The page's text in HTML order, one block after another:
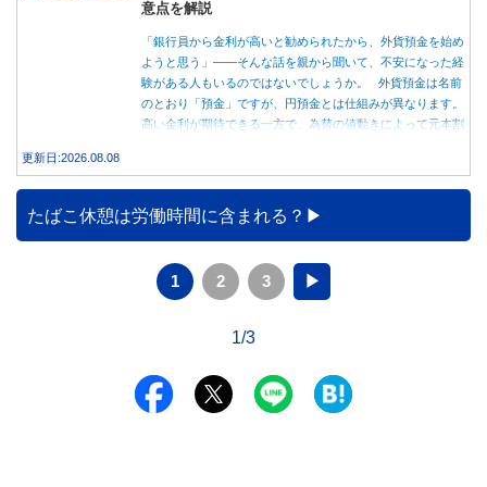
意点を解説
「銀行員から金利が高いと勧められたから、外貨預金を始め
ようと思う」――そんな話を親から聞いて、不安になった経
験がある人もいるのではないでしょうか。 外貨預金は名前
のとおり「預金」ですが、円預金とは仕組みが異なります。
高い金利が期待できる一方で、為替の値動きによって元本割
更新日:2026.08.08
たばこ休憩は労働時間に含まれる？
1 2 3 ▶
1/3